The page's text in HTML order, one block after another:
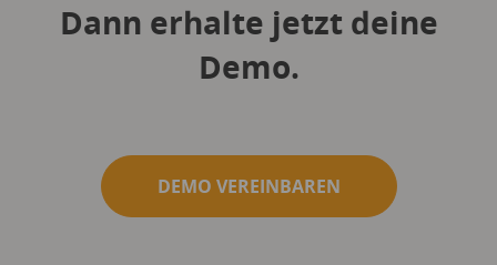
Dann erhalte jetzt deine
Demo.
DEMO VEREINBAREN